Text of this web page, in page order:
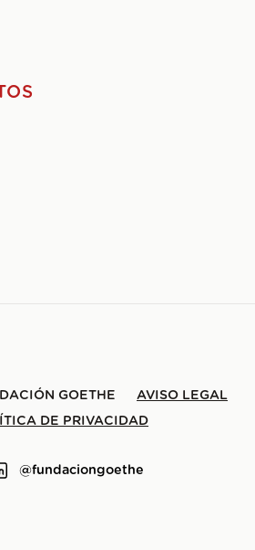
GOETHE
AVISO LEGAL
DE PRIVACIDAD
@fundaciongoethe